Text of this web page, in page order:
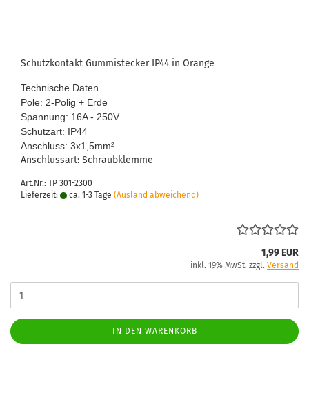
Schutz­kon­takt Gum­mi­ste­cker IP44 in Oran­ge
Tech­ni­sche Daten
Pole: 2-​Polig + Erde
Span­nung: 16A - 250V
Schutz­art: IP44
An­schluss: 3x1,5mm²
An­schluss­art: Schraub­klem­me
Art.Nr.: TP 301-2300
Lieferzeit:
ca. 1-3 Tage (Ausland abweichend)
1,99 EUR
inkl. 19% MwSt. zzgl. Versand
IN DEN WARENKORB